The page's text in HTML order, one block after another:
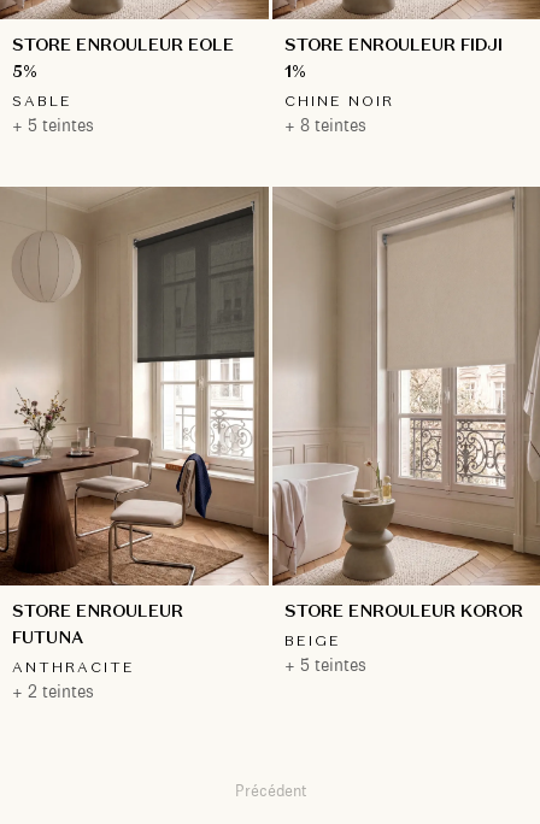
STORE ENROULEUR EOLE
5%
SABLE
+ 5 teintes
STORE ENROULEUR FIDJI
1%
CHINE NOIR
+ 8 teintes
STORE ENROULEUR
FUTUNA
ANTHRACITE
+ 2 teintes
STORE ENROULEUR KOROR
BEIGE
+ 5 teintes
Précédent